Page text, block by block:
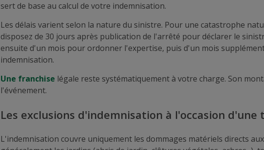
sert de base au calcul de votre indemnisation.
Les délais varient selon la nature du sinistre. Pour une catastrophe
disposez de 30 jours après publication de l'arrêté pour déclarer le
ensuite d'un mois pour ordonner l'expertise, puis d'un mois
indemnisation.
Une franchise légale reste systématiquement à votre charge. Son
l'événement.
Les exclusions d'indemnisation à l'occasion d'une
L'indemnisation couvre uniquement les dommages matériels directs